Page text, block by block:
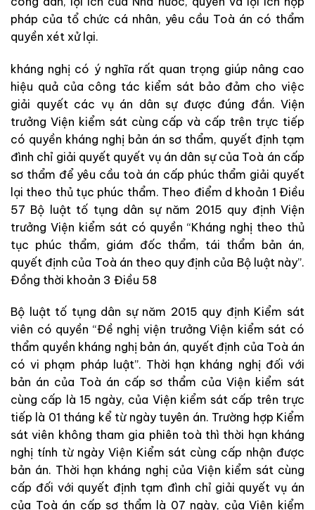
pháp của tổ chức cá nhân, yêu cầu Toà án có thẩm
quyền xét xử lại.
kháng nghị có ý nghĩa rất quan trọng giúp nâng cao
hiệu quả của công tác kiểm sát bảo đảm cho việc
giải quyết các vụ án dân sự được đúng đắn. Viện
trưởng Viện kiểm sát cùng cấp và cấp trên trực tiếp
có quyền kháng nghị bản án sơ thẩm, quyết định tạm
đình chỉ giải quyết quyết vụ án dân sự của Toà án cấp
sơ thẩm để yêu cầu toà án cấp phúc thẩm giải quyết
lại theo thủ tục phúc thẩm. Theo điểm d khoản 1 Điều
57 Bộ luật tố tụng dân sự năm 2015 quy định Viện
trưởng Viện kiểm sát có quyền “Kháng nghị theo thủ
tục phúc thẩm, giám đốc thẩm, tái thẩm bản án,
quyết định của Toà án theo quy định của Bộ luật này”.
Đồng thời khoản 3 Điều 58
Bộ luật tố tụng dân sự năm 2015 quy định Kiểm sát
viên có quyền “Đề nghị viện trưởng Viện kiểm sát có
thẩm quyền kháng nghị bản án, quyết định của Toà án
có vi phạm pháp luật”. Thời hạn kháng nghị đối với
bản án của Toà án cấp sơ thẩm của Viện kiểm sát
cùng cấp là 15 ngày, của Viện kiểm sát cấp trên trực
tiếp là 01 tháng kể từ ngày tuyên án. Trường hợp Kiểm
sát viên không tham gia phiên toà thì thời hạn kháng
nghị tính từ ngày Viện Kiểm sát cùng cấp nhận được
bản án. Thời hạn kháng nghị của Viện kiểm sát cùng
cấp đối với quyết định tạm đình chỉ giải quyết vụ án
của Toà án cấp sơ thẩm là 07 ngày, của Viện kiểm